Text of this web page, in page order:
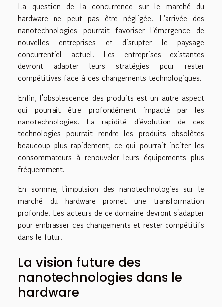
La question de la concurrence sur le marché du
hardware ne peut pas être négligée. L'arrivée des
nanotechnologies pourrait favoriser l'émergence de
nouvelles entreprises et disrupter le paysage
concurrentiel actuel. Les entreprises existantes
devront adapter leurs stratégies pour rester
compétitives face à ces changements technologiques.
Enfin, l'obsolescence des produits est un autre aspect
qui pourrait être profondément impacté par les
nanotechnologies. La rapidité d'évolution de ces
technologies pourrait rendre les produits obsolètes
beaucoup plus rapidement, ce qui pourrait inciter les
consommateurs à renouveler leurs équipements plus
fréquemment.
En somme, l'impulsion des nanotechnologies sur le
marché du hardware promet une transformation
profonde. Les acteurs de ce domaine devront s'adapter
pour embrasser ces changements et rester compétitifs
dans le futur.
La vision future des
nanotechnologies dans le
hardware